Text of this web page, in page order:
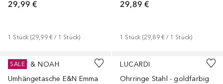
29,99 €
1 Stück (29,99 € / 1 Stück)
29,89 €
1 Stück (29,89 € / 1 Stück)
EMILY & NOAH
Umhängetasche E&N Emma
SALE
LUCARDI
Ohrringe Stahl - goldfarbig